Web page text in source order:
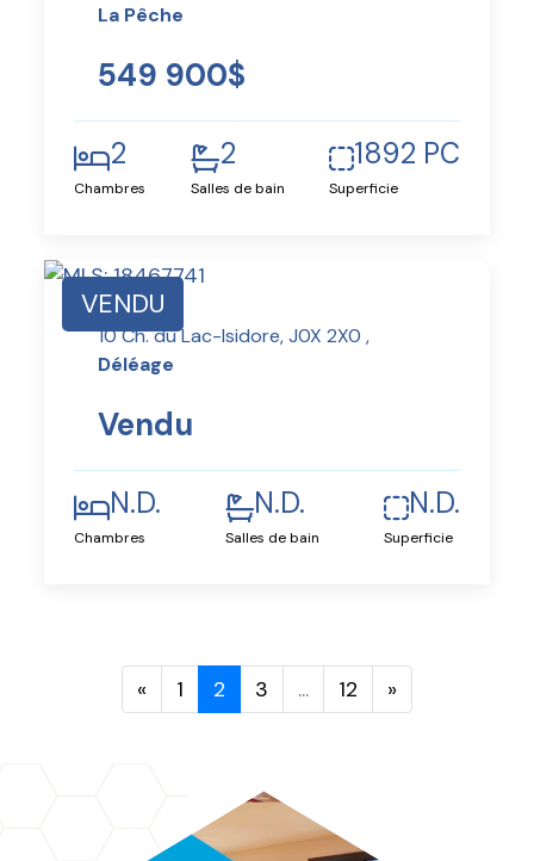
La Pêche
549 900$
2
Chambres
2
Salles de bain
1892 PC
Superficie
VENDU
10 Ch. du Lac-Isidore, J0X 2X0 ,
Déléage
Vendu
N.D.
Chambres
N.D.
Salles de bain
N.D.
Superficie
« 1 2 3 ... 12 »